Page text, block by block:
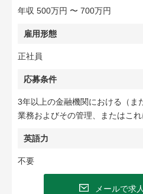
年収 500万円 〜 700万円
雇用形態
正社員
応募条件
3年以上の金融機関における（ま
業務およびその管理、またはこ
英語力
不要
メールで求